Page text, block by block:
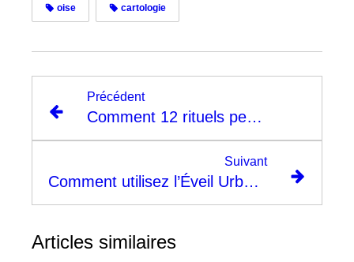
oise cartologie
Précédent
Comment 12 rituels peuvent changer votre vie avec l'Éveil ?
Suivant
Comment utilisez l’Éveil Urbain au quotidien ?
Articles similaires